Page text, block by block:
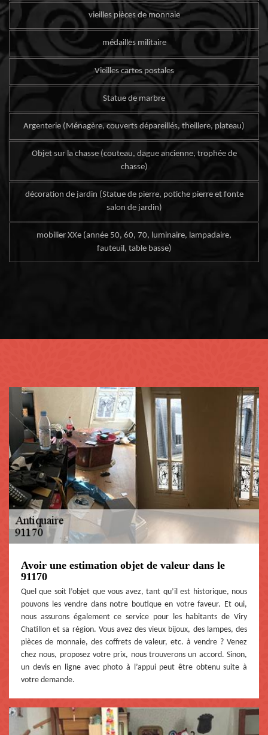
vieilles pièces de monnaie
médailles militaire
Vieilles cartes postales
Statue de marbre
Argenterie (Ménagère, couverts dépareillés, theillere, plateau)
Objet sur la chasse (couteau, dague ancienne, trophée de
chasse)
décoration de jardin (Statue de pierre, potiche pierre et fonte
salon de jardin)
mobilier XXe (année 50, 60, 70, luminaire, lampadaire,
fauteuil, table basse)
Avoir une estimation objet de valeur dans le
91170
Quel que soit l’objet que vous avez, tant qu’il est historique, nous
pouvons les vendre dans notre boutique en votre faveur. Et oui,
nous assurons également ce service pour les habitants de Viry
Chatillon et sa région. Vous avez des vieux bijoux, des lampes, des
pièces de monnaie, des coffrets de valeur, etc. à vendre ? Venez
chez nous, proposez votre prix, nous trouverons un accord. Sinon,
un devis en ligne avec photo à l’appui peut être obtenu suite à
votre demande.